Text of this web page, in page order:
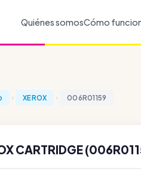
Quiénes somosCómo
XEROX 006R01159
CARTRIDGE